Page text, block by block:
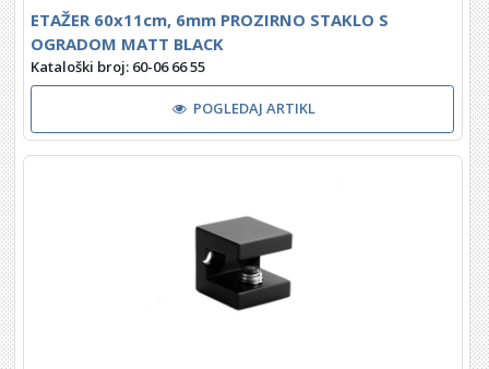
ETAŽER 60x11cm, 6mm PROZIRNO STAKLO S
OGRADOM MATT BLACK
Kataloški broj: 60-06 66 55
POGLEDAJ ARTIKL